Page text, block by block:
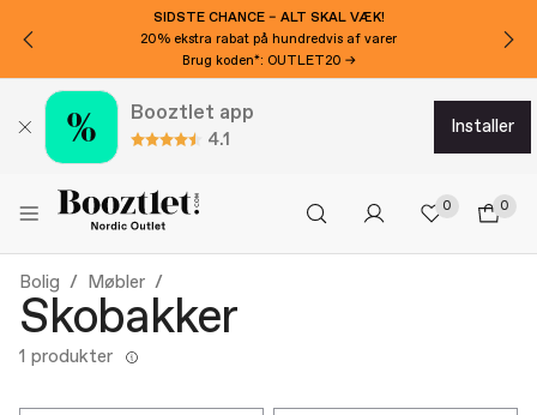
SIDSTE CHANCE – ALT SKAL VÆK!
20% ekstra rabat på hundredvis af varer
Brug koden*: OUTLET20 →
Booztlet app
4.1
installer
0 0
Bolig Møbler
Skobakker
1 produkter